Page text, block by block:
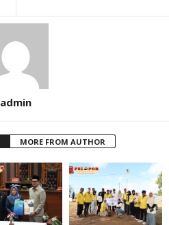
admin
MORE FROM AUTHOR